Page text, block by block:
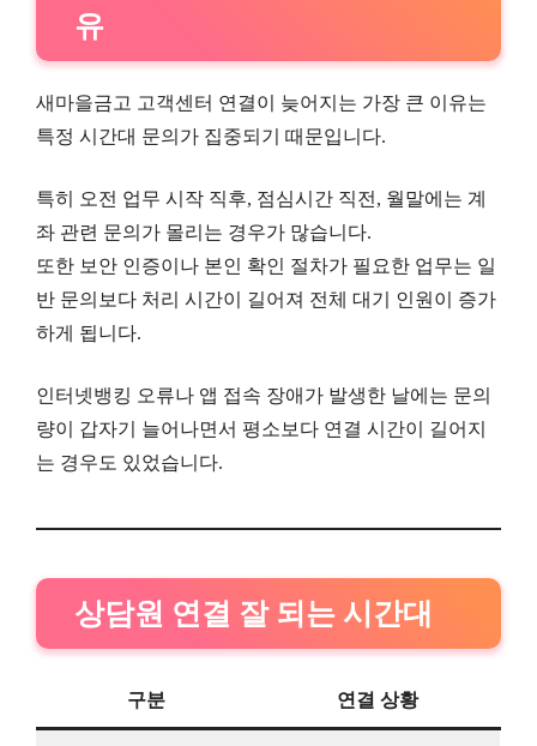
유
새마을금고 고객센터 연결이 늦어지는 가장 큰 이유는
특정 시간대 문의가 집중되기 때문입니다.
특히 오전 업무 시작 직후, 점심시간 직전, 월말에는 계
좌 관련 문의가 몰리는 경우가 많습니다.
또한 보안 인증이나 본인 확인 절차가 필요한 업무는 일
반 문의보다 처리 시간이 길어져 전체 대기 인원이 증가
하게 됩니다.
인터넷뱅킹 오류나 앱 접속 장애가 발생한 날에는 문의
량이 갑자기 늘어나면서 평소보다 연결 시간이 길어지
는 경우도 있었습니다.
상담원 연결 잘 되는 시간대
구분 연결 상황